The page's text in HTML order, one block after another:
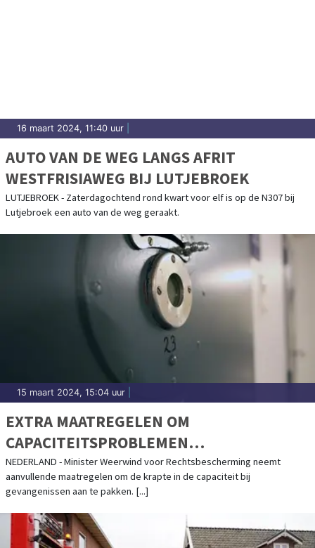
16 maart 2024, 11:40 uur
AUTO VAN DE WEG LANGS AFRIT
WESTFRISIAWEG BIJ LUTJEBROEK
LUTJEBROEK - Zaterdagochtend rond kwart voor elf is op de N307 bij
Lutjebroek een auto van de weg geraakt.
15 maart 2024, 15:04 uur
EXTRA MAATREGELEN OM
CAPACITEITSPROBLEMEN
GEVANGENISSEN AAN TE PAKKEN
NEDERLAND - Minister Weerwind voor Rechtsbescherming neemt
aanvullende maatregelen om de krapte in de capaciteit bij
gevangenissen aan te pakken. [...]